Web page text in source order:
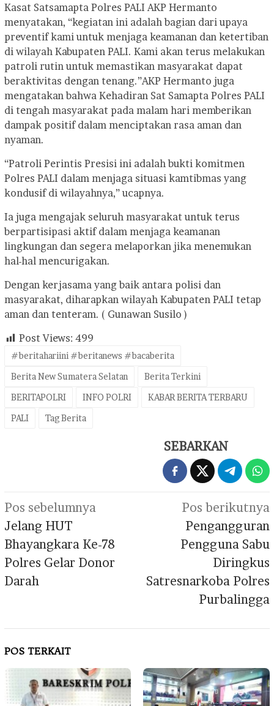
Kasat Satsamapta Polres PALI AKP Hermanto
menyatakan, “kegiatan ini adalah bagian dari upaya
preventif kami untuk menjaga keamanan dan ketertiban
di wilayah Kabupaten PALI. Kami akan terus melakukan
patroli rutin untuk memastikan masyarakat dapat
beraktivitas dengan tenang.”AKP Hermanto juga
mengatakan bahwa Kehadiran Sat Samapta Polres PALI
di tengah masyarakat pada malam hari memberikan
dampak positif dalam menciptakan rasa aman dan
nyaman.
“Patroli Perintis Presisi ini adalah bukti komitmen
Polres PALI dalam menjaga situasi kamtibmas yang
kondusif di wilayahnya,” ucapnya.
Ia juga mengajak seluruh masyarakat untuk terus
berpartisipasi aktif dalam menjaga keamanan
lingkungan dan segera melaporkan jika menemukan
hal-hal mencurigakan.
Dengan kerjasama yang baik antara polisi dan
masyarakat, diharapkan wilayah Kabupaten PALI tetap
aman dan tenteram. ( Gunawan Susilo )
Post Views: 499
#beritahariini #beritanews #bacaberita
Berita New Sumatera Selatan
Berita Terkini
BERITAPOLRI
INFO POLRI
KABAR BERITA TERBARU
PALI
Tag Berita
SEBARKAN
Navigasi
pos
Pos sebelumnya
Jelang HUT
Bhayangkara Ke-78
Polres Gelar Donor
Darah
Pos berikutnya
Pengangguran
Pengguna Sabu
Diringkus
Satresnarkoba Polres
Purbalingga
POS TERKAIT